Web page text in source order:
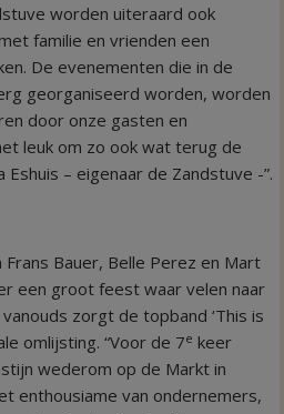
worden uiteraard ook
familie en vrienden een
De evenementen die in de
georganiseerd worden, worden
door onze gasten en
leuk om zo ook wat terug de
Eshuis – eigenaar de Zandstuve -”.
Bauer, Belle Perez en Mart
een groot feest waar velen naar
zorgt de topband ‘This is
omlijsting. “Voor de 7e keer
wederom op de Markt in
enthousiame van ondernemers,